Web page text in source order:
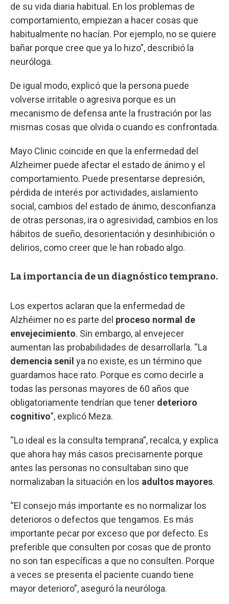
de su vida diaria habitual. En los problemas de
comportamiento, empiezan a hacer cosas que
habitualmente no hacían. Por ejemplo, no se quiere
bañar porque cree que ya lo hizo”, describió la
neuróloga.
De igual modo, explicó que la persona puede
volverse irritable o agresiva porque es un
mecanismo de defensa ante la frustración por las
mismas cosas que olvida o cuando es confrontada.
Mayo Clinic coincide en que la enfermedad del
Alzheimer puede afectar el estado de ánimo y el
comportamiento. Puede presentarse depresión,
pérdida de interés por actividades, aislamiento
social, cambios del estado de ánimo, desconfianza
de otras personas, ira o agresividad, cambios en los
hábitos de sueño, desorientación y desinhibición o
delirios, como creer que le han robado algo.
La importancia de un diagnóstico temprano.
Los expertos aclaran que la enfermedad de
Alzhéimer no es parte del proceso normal de
envejecimiento. Sin embargo, al envejecer
aumentan las probabilidades de desarrollarla. “La
demencia senil ya no existe, es un término que
guardamos hace rato. Porque es como decirle a
todas las personas mayores de 60 años que
obligatoriamente tendrían que tener deterioro
cognitivo”, explicó Meza.
“Lo ideal es la consulta temprana”, recalca, y explica
que ahora hay más casos precisamente porque
antes las personas no consultaban sino que
normalizaban la situación en los adultos mayores.
“El consejo más importante es no normalizar los
deterioros o defectos que tengamos. Es más
importante pecar por exceso que por defecto. Es
preferible que consulten por cosas que de pronto
no son tan específicas a que no consulten. Porque
a veces se presenta el paciente cuando tiene
mayor deterioro”, aseguró la neuróloga.